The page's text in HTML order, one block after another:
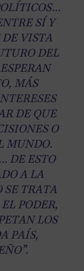
SÍ Y
VISTA
DEL
MÁS
DE QUE
O
MUNDO.
DE ESTO
A LA
TRATA
PODER,
LOS
PAÍS,
.